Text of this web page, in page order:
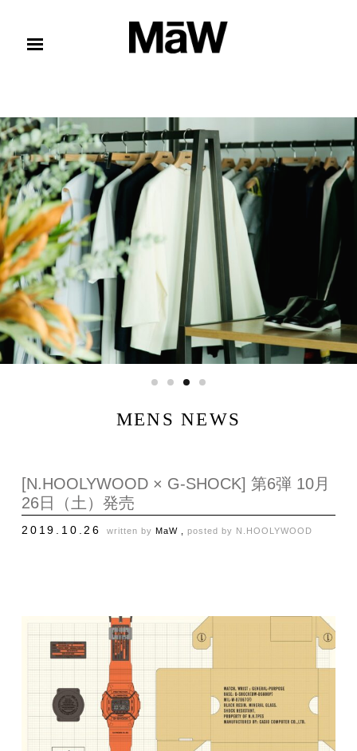
MENS NEWS
[N.HOOLYWOOD × G-SHOCK] 第6弾 10月
26日（土）発売
2019.10.26 written by MaW , posted by N.HOOLYWOOD